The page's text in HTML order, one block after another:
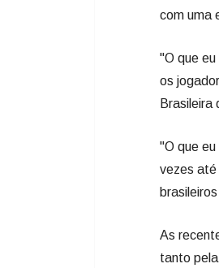
com uma
"O que
os
Brasileira
"O que
vezes até
As
tanto